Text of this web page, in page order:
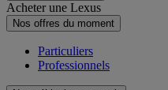
Acheter une Lexus
Nos offres du moment
Particuliers
Professionnels